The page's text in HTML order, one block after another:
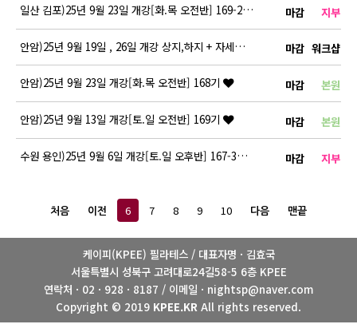
일산 김포)25년 9월 23일 개강[화.목 오전반] 169-2기 마감 지부
안암)25년 9월 19일 , 26일 개강 상지,하지 + 자세평가 RTT … 마감 워크샵
안암)25년 9월 23일 개강[화.목 오전반] 168기 마감 본원
안암)25년 9월 13일 개강[토.일 오전반] 169기 마감 본원
수원 용인)25년 9월 6일 개강[토.일 오후반] 167-3기 마감 지부
처음 이전 6 7 8 9 10 다음 맨끝
케이피(KPEE) 필라테스 / 대표자명 · 김효국
서울특별시 성북구 고려대로24길58-5 6층 KPEE
연락처 · 02 · 928 · 8187 / 이메일 · nightsp@naver.com
Copyright © 2019 KPEE.KR All rights reserved.